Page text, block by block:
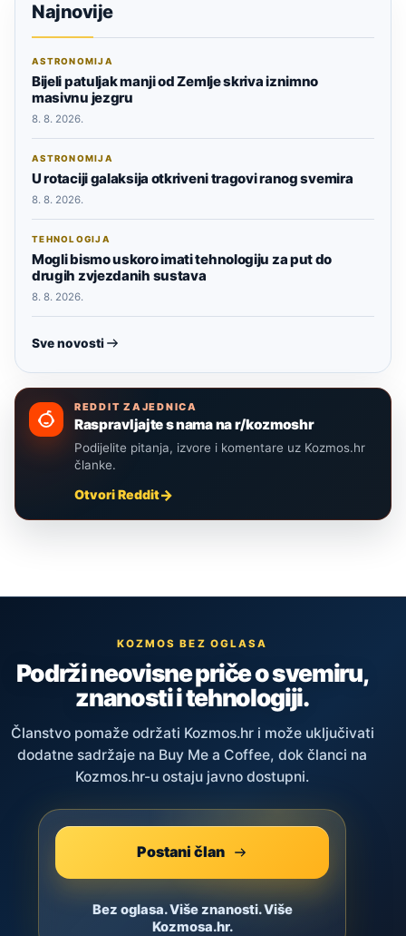
Najnovije
ASTRONOMIJA
Bijeli patuljak manji od Zemlje skriva iznimno
masivnu jezgru
8. 8. 2026.
ASTRONOMIJA
U rotaciji galaksija otkriveni tragovi ranog svemira
8. 8. 2026.
TEHNOLOGIJA
Mogli bismo uskoro imati tehnologiju za put do
drugih zvjezdanih sustava
8. 8. 2026.
Sve novosti
REDDIT ZAJEDNICA
Raspravljajte s nama na r/kozmoshr
Podijelite pitanja, izvore i komentare uz Kozmos.hr
članke.
Otvori Reddit
KOZMOS BEZ OGLASA
Podrži neovisne priče o svemiru,
znanosti i tehnologiji.
Članstvo pomaže održati Kozmos.hr i može uključivati
dodatne sadržaje na Buy Me a Coffee, dok članci na
Kozmos.hr-u ostaju javno dostupni.
Postani član
Bez oglasa. Više znanosti. Više
Kozmosa.hr.